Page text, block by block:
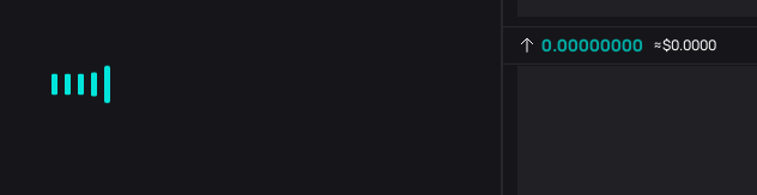
0.00000000 ≈$0.0000